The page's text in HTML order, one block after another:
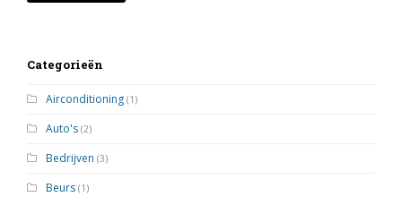
Categorieën
Airconditioning (1)
Auto's (2)
Bedrijven (3)
Beurs (1)